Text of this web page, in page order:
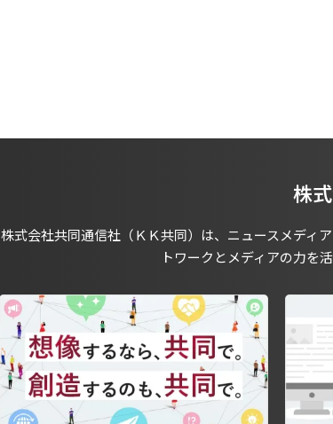
株
株式会社共同通信社（ＫＫ共同）は、ニュースメディ
トワークとメディアの力を